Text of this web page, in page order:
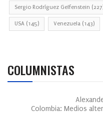
Sergio Rodríguez Gelfenstein
USA (145) Venezuela (143)
COLUMNISTAS
Colombia: Medios